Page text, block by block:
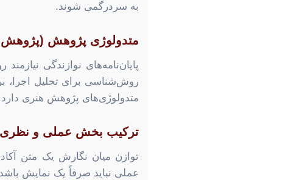
به سردرگمی شوند.
متدولوژی پژوهش
پایان‌نامه‌های نوازندگی
روش‌شناسی برای تحلیل اجرا،
متدولوژی‌های پژوهش هنری
ترکیب بخش عملی و نظری
توازن میان نگارش یک متن
عملی نباید صرفاً یک نمایش